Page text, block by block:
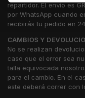
repartidor. El envío es
por WhatsApp cuando
recibirás tu pedido en
CAMBIOS Y
No se realizan
caso que el error sea
talla equivocada
para el cambio. En el
este deberá correr con